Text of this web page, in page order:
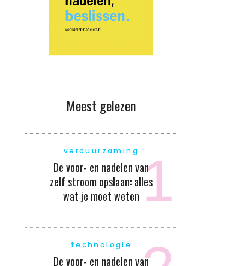
Meest gelezen
verduurzaming
De voor- en nadelen van
zelf stroom opslaan: alles
wat je moet weten
technologie
De voor- en nadelen van